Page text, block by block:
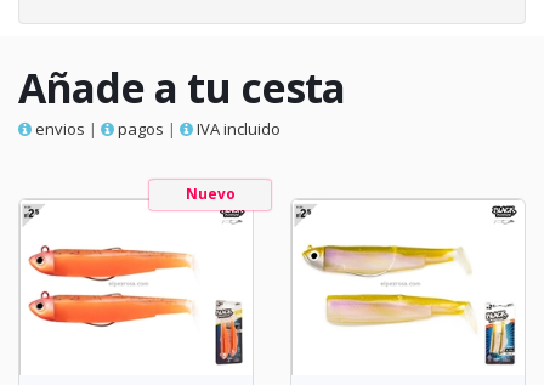
Añade a tu cesta
envios | pagos | IVA incluido
Nuevo